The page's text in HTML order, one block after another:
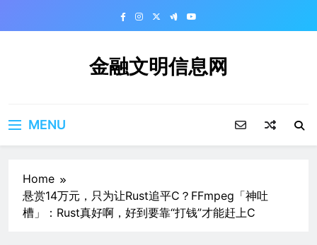
金融文明信息网
MENU
Home
悬赏14万元，只为让Rust追平C？FFmpeg「神吐
槽」：Rust真好啊，好到要靠“打钱”才能赶上C